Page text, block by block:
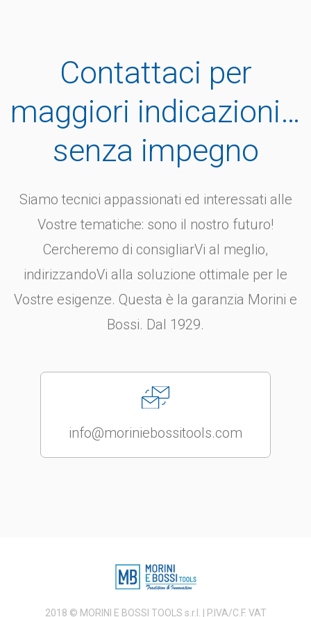
Contattaci per
maggiori indicazioni…
senza impegno
Siamo tecnici appassionati ed interessati alle
Vostre tematiche: sono il nostro futuro!
Cercheremo di consigliarVi al meglio,
indirizzandoVi alla soluzione ottimale per le
Vostre esigenze. Questa è la garanzia Morini e
Bossi. Dal 1929.
info@moriniebossitools.com
2018 © MORINI E BOSSI TOOLS s.r.l. | P.IVA/C.F. VAT